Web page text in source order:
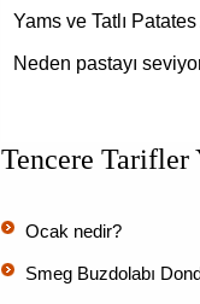
Yams ve Tatlı
Neden pastayı
Tencere Tarifler
Ocak nedir?
Smeg Buzdolabı